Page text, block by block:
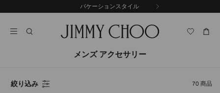
ン
ス
ラ
バケーションスタイル
メンズ アクセサリー
絞り込み 70商品